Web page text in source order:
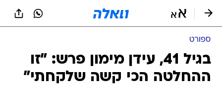
ספורט
בגיל 41, עידן מימון פרש: "זו
ההחלטה הכי קשה שלקחתי"